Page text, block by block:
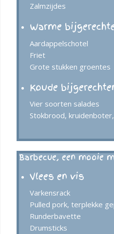
Zalmzijdes
Warme
Aardappelschotel
Friet
Grote stukken groentes
Koude
Vier soorten salades
Stokbrood,
Barbecue, een mooie
Vlees en vis
Varkensrack
Pulled pork, terplekke
Runderbavette
Drumsticks